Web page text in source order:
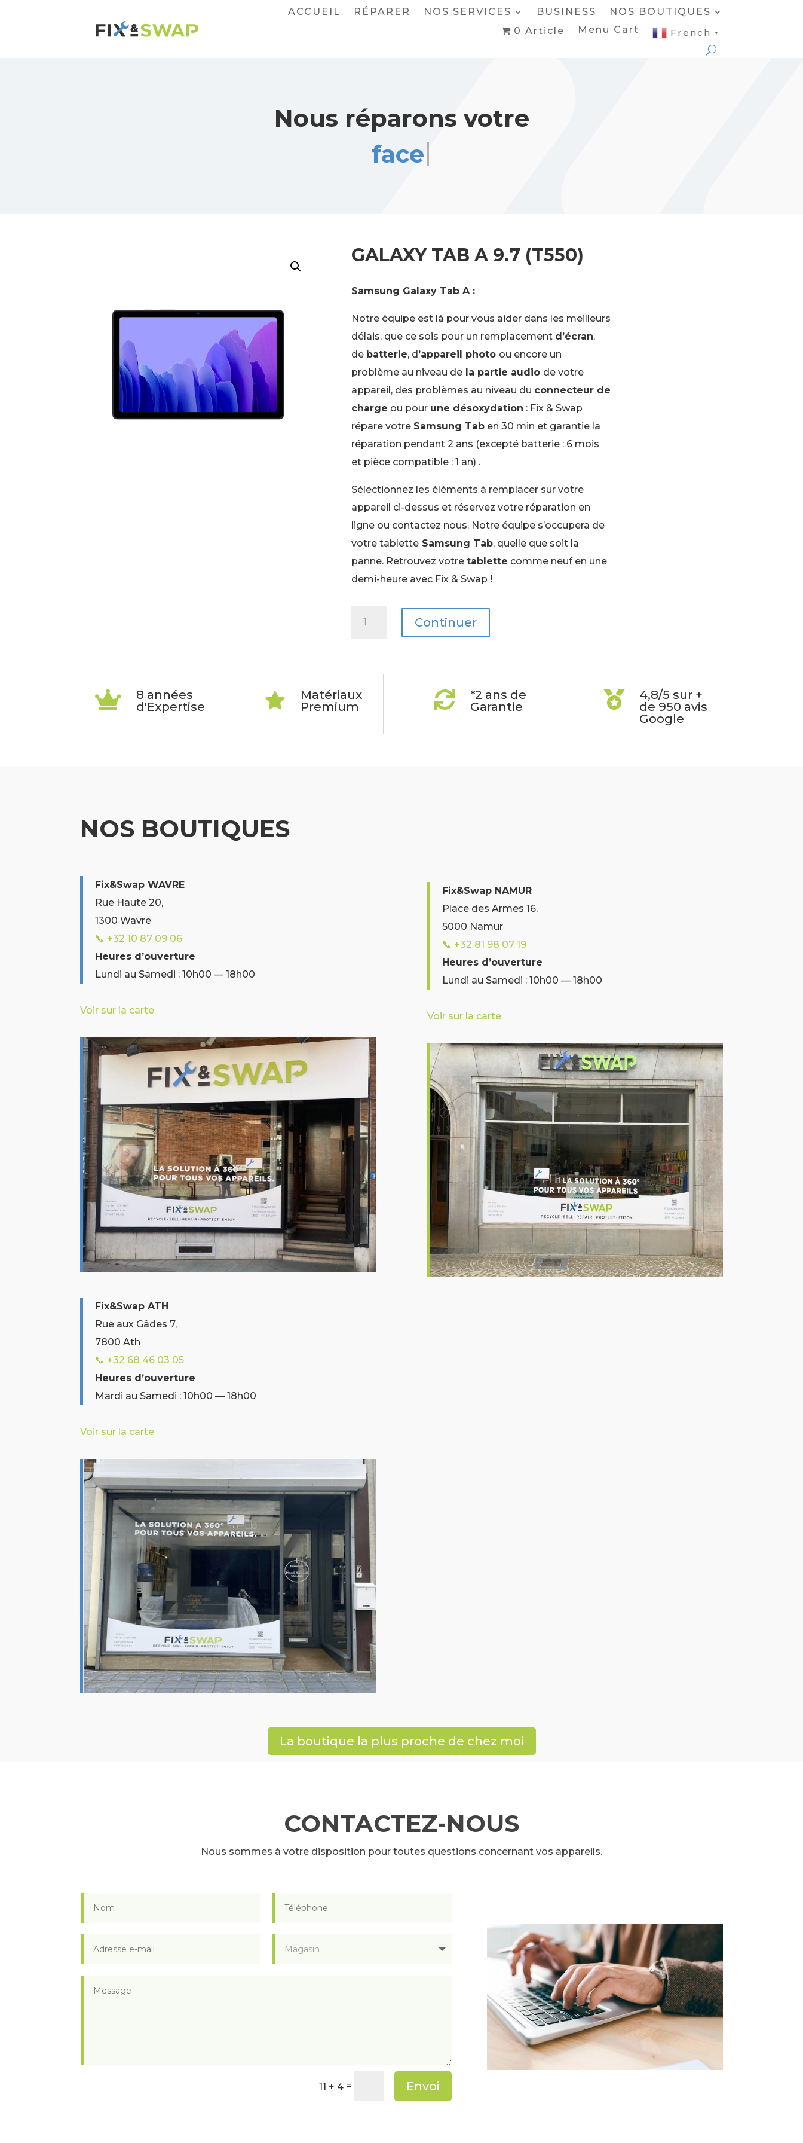
ACCUEIL RÉPARER NOS SERVICES BUSINESS
NOS BOUTIQUES
0 Article
Menu Cart French ▼
Nous réparons votre
face arrière
GALAXY TAB A 9.7 (T550)
Samsung Galaxy Tab A :
Notre équipe est là pour vous aider dans les meilleurs
délais, que ce sois pour un remplacement d’écran,
de batterie, d’appareil photo ou encore un
problème au niveau de la partie audio de votre
appareil, des problèmes au niveau du connecteur de
charge ou pour une désoxydation : Fix & Swap
répare votre Samsung Tab en 30 min et garantie la
réparation pendant 2 ans (excepté batterie : 6 mois
et pièce compatible : 1 an) .
Sélectionnez les éléments à remplacer sur votre
appareil ci-dessus et réservez votre réparation en
ligne ou contactez nous. Notre équipe s’occupera de
votre tablette Samsung Tab, quelle que soit la
panne. Retrouvez votretablette comme neuf en une
demi-heure avec Fix & Swap !
9.7
Continuer

8 années
d'Expertise

Matériaux
Premium

*2 ans de
Garantie

4,8/5 sur +
de 950 avis
Google
NOS BOUTIQUES
Fix&Swap WAVRE
Rue Haute 20,
1300 Wavre
📞 +32 10 87 09 06
Heures d’ouverture
Lundi au Samedi : 10h00 — 18h00
Voir sur la carte
Fix&Swap ATH
Rue aux Gâdes 7,
7800 Ath
📞 +32 68 46 03 05
Heures d’ouverture
Mardi au Samedi : 10h00 — 18h00
Voir sur la carte
Fix&Swap NAMUR
Place des Armes 16,
5000 Namur
📞 +32 81 98 07 19
Heures d’ouverture
Lundi au Samedi : 10h00 — 18h00
Voir sur la carte
La boutique la plus proche de chez moi
CONTACTEZ-NOUS
Nous sommes à votre disposition pour toutes questions concernant vos appareils.
11 + 4= Envoi